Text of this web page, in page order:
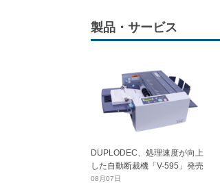
製品・サービス
DUPLODEC、処理速度が向上
した自動断裁機「V-595」発売
08月07日